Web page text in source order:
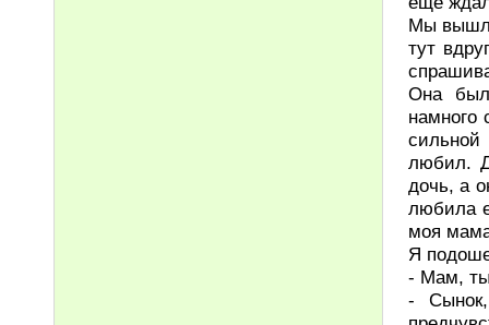
Мы
тут
Она
намного
любил.
дочь, а
любила
моя
Я
- Мам,
-